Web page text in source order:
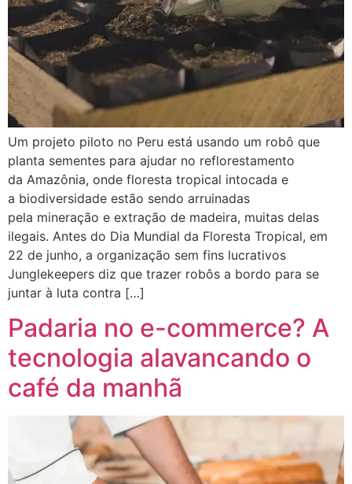
Um projeto piloto no Peru está usando um robô que
planta sementes para ajudar no reflorestamento
da Amazônia, onde floresta tropical intocada e
a biodiversidade estão sendo arruinadas
pela mineração e extração de madeira, muitas delas
ilegais. Antes do Dia Mundial da Floresta Tropical, em
22 de junho, a organização sem fins lucrativos
Junglekeepers diz que trazer robôs a bordo para se
juntar à luta contra […]
Padaria no e-commerce? A
tecnologia alavancando o
café da manhã